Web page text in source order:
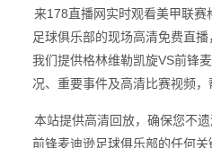
来178直播网实时观看美甲联赛
足球俱乐部的现场高清免费直播
我们提供格林维勒凯旋VS前锋
况、重要事件及高清比赛视频，
本站提供高清回放，确保您不
前锋麦迪逊足球俱乐部的任何